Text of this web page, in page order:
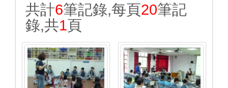
共計6筆記錄,每頁20筆記
錄,共1頁